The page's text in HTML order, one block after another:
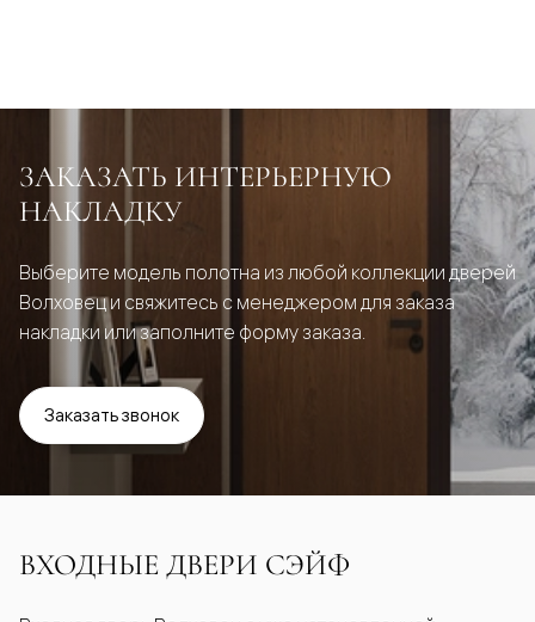
ЗАКАЗАТЬ ИНТЕРЬЕРНУЮ
НАКЛАДКУ
Выберите модель полотна из любой коллекции дверей
Волховец и свяжитесь с менеджером для заказа
накладки или заполните форму заказа.
Заказать звонок
ВХОДНЫЕ ДВЕРИ СЭЙФ